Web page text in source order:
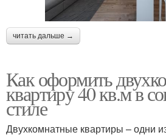
читать дальше →
Как оформить
квартиру 40 кв.м в
стиле
Двухкомнатные квартиры – одни